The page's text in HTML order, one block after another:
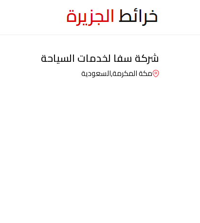
شركة سفا لخدمات السياحة
مكة المكرمة,السعودية